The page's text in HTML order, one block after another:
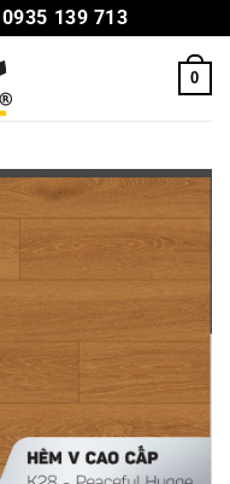
0935 139 713
0